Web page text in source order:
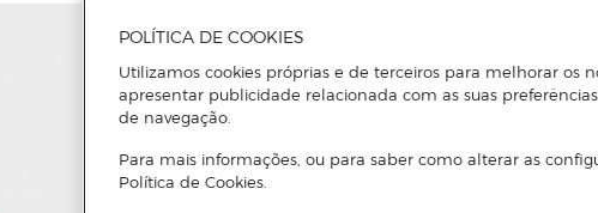
POLÍTICA DE COOKIES
Utilizamos cookies próprias e de terceiros para melhorar os
apresentar publicidade relacionada com as suas
de navegação.
Para mais informações, ou para saber como alterar as
Política de Cookies.